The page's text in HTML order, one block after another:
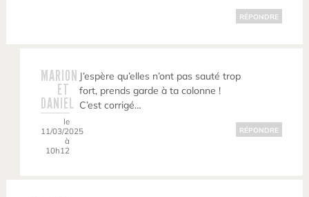
RÉPONDRE
MARION
ET
DANIEL
le
11/03/2025
à
10h12
J’espère qu’elles n’ont pas sauté trop
fort, prends garde à ta colonne !
C’est corrigé…
RÉPONDRE